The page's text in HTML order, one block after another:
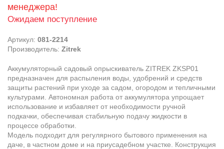
менеджера!
Ожидаем поступление
Артикул: 081-2214
Производитель: Zitrek
Аккумуляторный садовый опрыскиватель ZITREK ZKSP01
предназначен для распыления воды, удобрений и средств
защиты растений при уходе за садом, огородом и тепличными
культурами. Автономная работа от аккумулятора упрощает
использование и избавляет от необходимости ручной
подкачки, обеспечивая стабильную подачу жидкости в
процессе обработки.
Модель подходит для регулярного бытового применения на
даче, в частном доме и на приусадебном участке. Конструкция